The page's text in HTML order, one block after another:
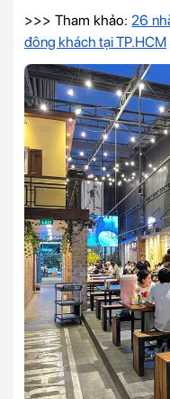
>>> Tham khảo: 26
đông khách tại TP.HCM